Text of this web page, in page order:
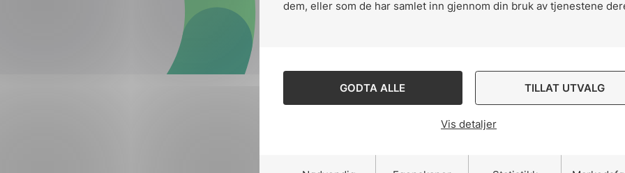
dem, eller som de har samlet inn gjennom din bruk av tjenestene
GODTA ALLE TILLAT UTVALG
Vis detaljer
Forsvar og beredskap
Industri og automatisering
Lavspenning
Maritime elinstallasjoner